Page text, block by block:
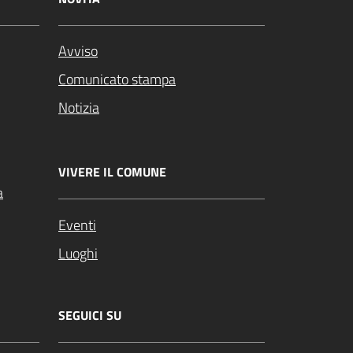
Avviso
Comunicato stampa
Notizia
VIVERE IL COMUNE
Eventi
Luoghi
SEGUICI SU